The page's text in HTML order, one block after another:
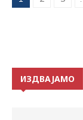
ИЗДВАЈАМО